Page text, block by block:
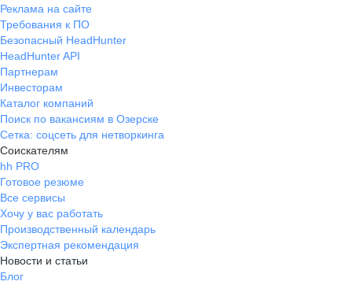
Реклама на сайте
Требования к ПО
Безопасный HeadHunter
HeadHunter API
Партнерам
Инвесторам
Каталог компаний
Поиск по вакансиям в Озерске
Сетка: соцсеть для нетворкинга
Соискателям
hh PRO
Готовое резюме
Все сервисы
Хочу у вас работать
Производственный календарь
Экспертная рекомендация
Новости и статьи
Блог